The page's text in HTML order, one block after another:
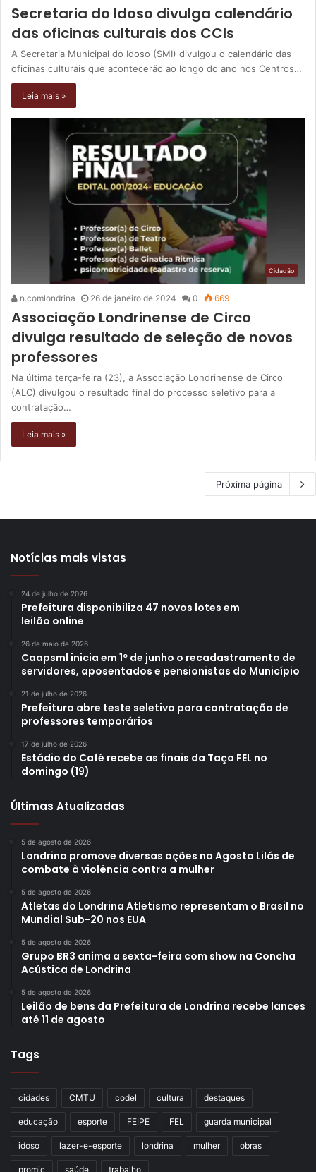
Secretaria do Idoso divulga calendário
das oficinas culturais dos CCIs
A Secretaria Municipal do Idoso (SMI) divulgou o calendário das
oficinas culturais que acontecerão ao longo do ano nos Centros…
Leia mais »
Cidadão
n.comlondrina 26 de janeiro de 2024 0 669
Associação Londrinense de Circo
divulga resultado de seleção de novos
professores
Na última terça-feira (23), a Associação Londrinense de Circo
(ALC) divulgou o resultado final do processo seletivo para a
contratação…
Leia mais »
Próxima página
Notícias mais vistas
24 de julho de 2026
Prefeitura disponibiliza 47 novos lotes em
leilão online
26 de maio de 2026
Caapsml inicia em 1º de junho o recadastramento de
servidores, aposentados e pensionistas do Município
21 de julho de 2026
Prefeitura abre teste seletivo para contratação de
professores temporários
17 de julho de 2026
Estádio do Café recebe as finais da Taça FEL no
domingo (19)
Últimas Atualizadas
5 de agosto de 2026
Londrina promove diversas ações no Agosto Lilás de
combate à violência contra a mulher
5 de agosto de 2026
Atletas do Londrina Atletismo representam o Brasil no
Mundial Sub-20 nos EUA
5 de agosto de 2026
Grupo BR3 anima a sexta-feira com show na Concha
Acústica de Londrina
5 de agosto de 2026
Leilão de bens da Prefeitura de Londrina recebe lances
até 11 de agosto
Tags
cidades CMTU codel cultura destaques
educação esporte FEIPE FEL guarda municipal
idoso lazer-e-esporte londrina mulher obras
promic saúde trabalho